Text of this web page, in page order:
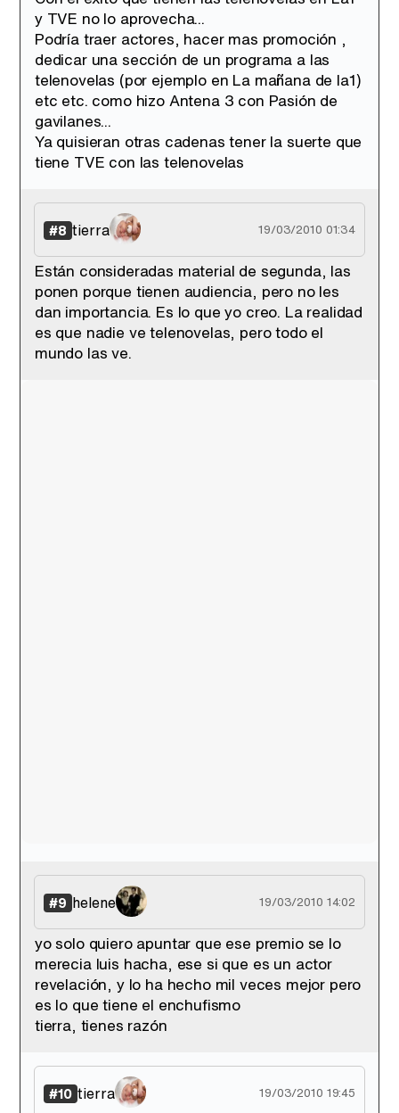
y TVE no lo aprovecha...
Podría traer actores, hacer mas promoción ,
dedicar una sección de un programa a las
telenovelas (por ejemplo en La mañana de la1)
etc etc. como hizo Antena 3 con Pasión de
gavilanes...
Ya quisieran otras cadenas tener la suerte que
tiene TVE con las telenovelas
#8 tierra 19/03/2010 01:34
Están consideradas material de segunda, las
ponen porque tienen audiencia, pero no les
dan importancia. Es lo que yo creo. La realidad
es que nadie ve telenovelas, pero todo el
mundo las ve.
#9 helene 19/03/2010 14:02
yo solo quiero apuntar que ese premio se lo
merecia luis hacha, ese si que es un actor
revelación, y lo ha hecho mil veces mejor pero
es lo que tiene el enchufismo
tierra, tienes razón
#10 tierra 19/03/2010 19:45